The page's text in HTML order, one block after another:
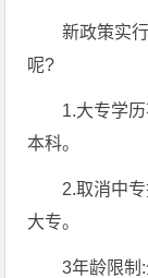
新政策实
呢?
1.大专学
本科。
2.取消中
大专。
3年龄限制